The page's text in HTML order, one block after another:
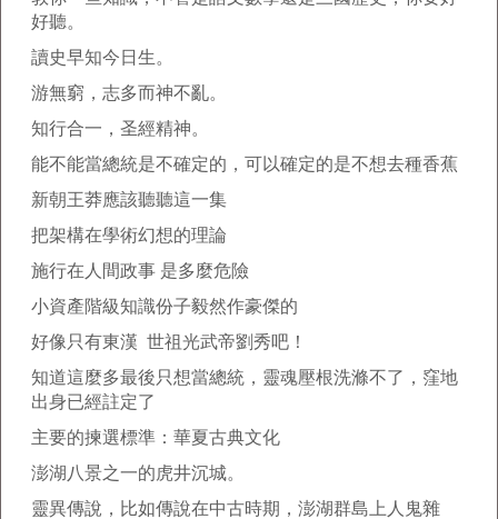
好聽。
讀史早知今日生。
游無窮，志多而神不亂。
知行合一，圣經精神。
能不能當總統是不確定的，可以確定的是不想去種香蕉
新朝王莽應該聽聽這一集
把架構在學術幻想的理論
施行在人間政事 是多麼危險
小資產階級知識份子毅然作豪傑的
好像只有東漢 世祖光武帝劉秀吧！
知道這麼多最後只想當總統，靈魂壓根洗滌不了，窪地
出身已經註定了
主要的揀選標準：華夏古典文化
澎湖八景之一的虎井沉城。
靈異傳說，比如傳說在中古時期，澎湖群島上人鬼雜